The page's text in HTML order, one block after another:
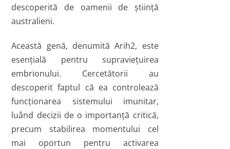
descoperită de oamenii de ştiinţă
australieni.
Această genă, denumită Arih2, este
esenţială pentru supravieţuirea
embrionului. Cercetătorii au
descoperit faptul că ea controlează
funcţionarea sistemului imunitar,
luând decizii de o importanţă critică,
precum stabilirea momentului cel
mai oportun pentru activarea